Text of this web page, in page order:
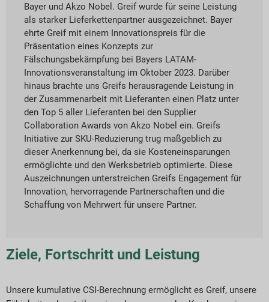
Bayer und Akzo Nobel. Greif wurde für seine Leistung
als starker Lieferkettenpartner ausgezeichnet. Bayer
ehrte Greif mit einem Innovationspreis für die
Präsentation eines Konzepts zur
Fälschungsbekämpfung bei Bayers LATAM-
Innovationsveranstaltung im Oktober 2023. Darüber
hinaus brachte uns Greifs herausragende Leistung in
der Zusammenarbeit mit Lieferanten einen Platz unter
den Top 5 aller Lieferanten bei den Supplier
Collaboration Awards von Akzo Nobel ein. Greifs
Initiative zur SKU-Reduzierung trug maßgeblich zu
dieser Anerkennung bei, da sie Kosteneinsparungen
ermöglichte und den Werksbetrieb optimierte. Diese
Auszeichnungen unterstreichen Greifs Engagement für
Innovation, hervorragende Partnerschaften und die
Schaffung von Mehrwert für unsere Partner.
Ziele, Fortschritt und Leistung
Unsere kumulative CSI-Berechnung ermöglicht es Greif, unsere